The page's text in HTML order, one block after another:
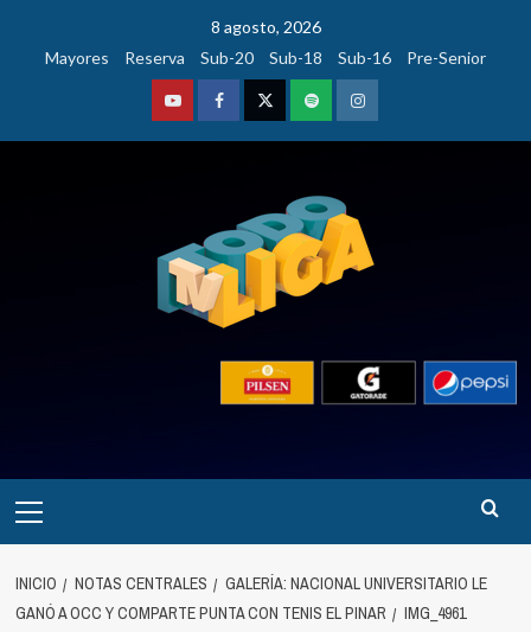
contenido
8 agosto, 2026
Mayores
Reserva Sub-20 Sub-18 Sub-16 Pre-Senior
YoutubeFacebookTwitterPodcastInstagram
principal
INICIO NOTAS CENTRALES
GALERÍA: NACIONAL UNIVERSITARIO LE
GANÓ A OCC Y COMPARTE PUNTA CON TENIS EL PINAR
IMG_4961